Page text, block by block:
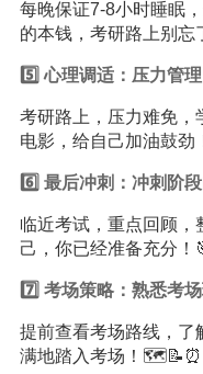
每晚保证7-8小时睡眠
的本钱，考研路上别忘
5️⃣ 心理调适：压力管
考研路上，压力难免，
电影，给自己加油鼓劲
6️⃣ 最后冲刺：冲刺阶
临近考试，重点回顾，
己，你已经准备充分！
7️⃣ 考场策略：熟悉考
提前查看考场路线，了
满地踏入考场！🗺️📝⏰